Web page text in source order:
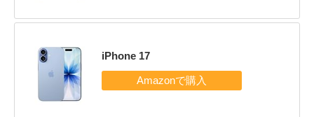
iPhone 17